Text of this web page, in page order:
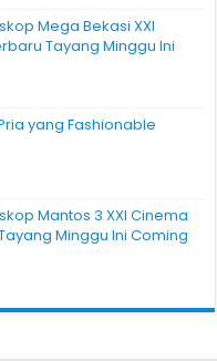
Mega Bekasi XXI
Tayang Minggu Ini
yang Fashionable
Mantos 3 XXI Cinema
Minggu Ini Coming